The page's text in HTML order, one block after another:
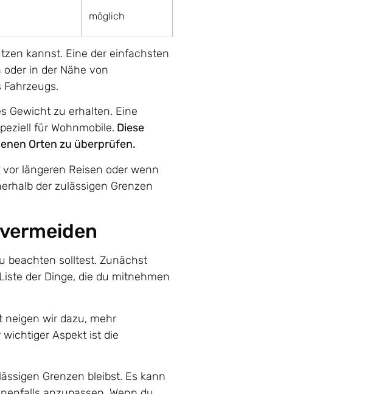
möglich
kannst. Eine der einfachsten
in der Nähe von
Gewicht zu erhalten. Eine
für Wohnmobile. Diese
Orten zu überprüfen.
längeren Reisen oder wenn
der zulässigen Grenzen
beachten solltest. Zunächst
der Dinge, die du mitnehmen
neigen wir dazu, mehr
Aspekt ist die
Grenzen bleibst. Es kann